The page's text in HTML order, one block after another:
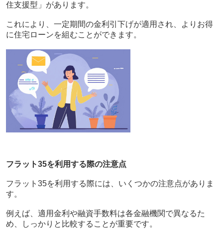
住支援型」があります。
これにより、一定期間の金利引下げが適用され、よりお得
に住宅ローンを組むことができます。
フラット35を利用する際の注意点
フラット35を利用する際には、いくつかの注意点がありま
す。
例えば、適用金利や融資手数料は各金融機関で異なるた
め、しっかりと比較することが重要です。